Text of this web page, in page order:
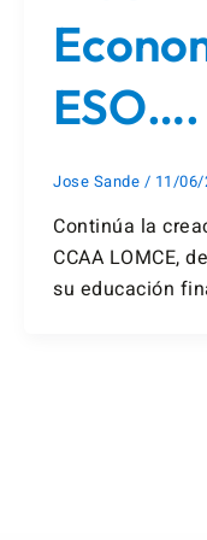
ESO….
Jose Sande / 11/06/
Continúa la
CCAA LOMCE,
su educación